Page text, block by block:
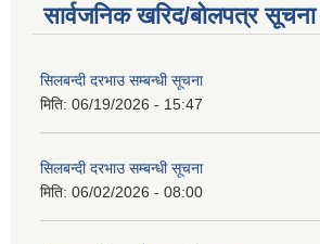
सार्वजनिक खरिद/बोलपत्र सूचना
सिलबन्दी दरभाउ सम्बन्धी सूचना
मिति: 06/19/2026 - 15:47
सिलबन्दी दरभाउ सम्बन्धी सूचना
मिति: 06/02/2026 - 08:00